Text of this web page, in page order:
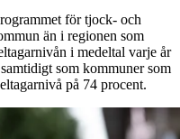
för tjock- och
än i regionen som
i medeltal varje år
som kommuner som
på 74 procent.